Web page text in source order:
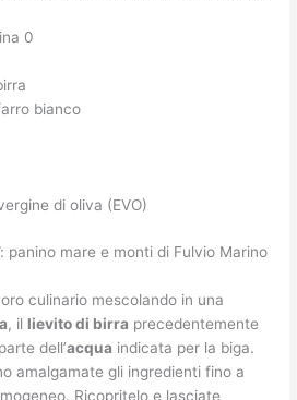
0
bianco
di oliva (EVO)
panino mare e monti di Fulvio Marino
culinario mescolando in una
, il lievito di birra precedentemente
dell’acqua indicata per la biga.
amalgamate gli ingredienti fino a
Ricopritelo e lasciate